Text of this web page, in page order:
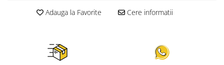
Adauga la Favorite Cere informatii